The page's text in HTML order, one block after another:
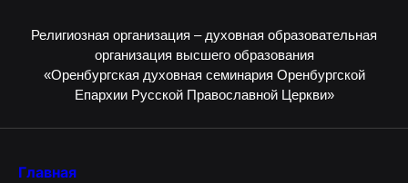
Религиозная организация – духовная образовательная
организация высшего образования
«Оренбургская духовная семинария Оренбургской
Епархии Русской Православной Церкви»
Главная